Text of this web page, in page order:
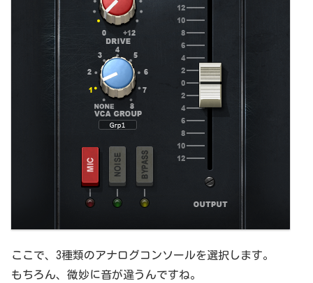
ここで、3種類のアナログコンソールを選択します。
もちろん、微妙に音が違うんですね。